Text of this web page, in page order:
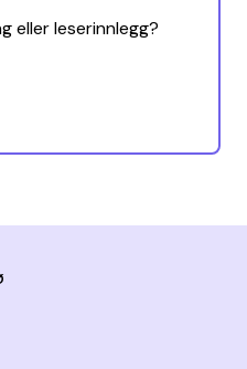
eller leserinnlegg?